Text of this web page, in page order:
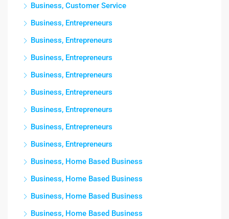
Business, Customer Service
Business, Entrepreneurs
Business, Entrepreneurs
Business, Entrepreneurs
Business, Entrepreneurs
Business, Entrepreneurs
Business, Entrepreneurs
Business, Entrepreneurs
Business, Entrepreneurs
Business, Home Based Business
Business, Home Based Business
Business, Home Based Business
Business, Home Based Business